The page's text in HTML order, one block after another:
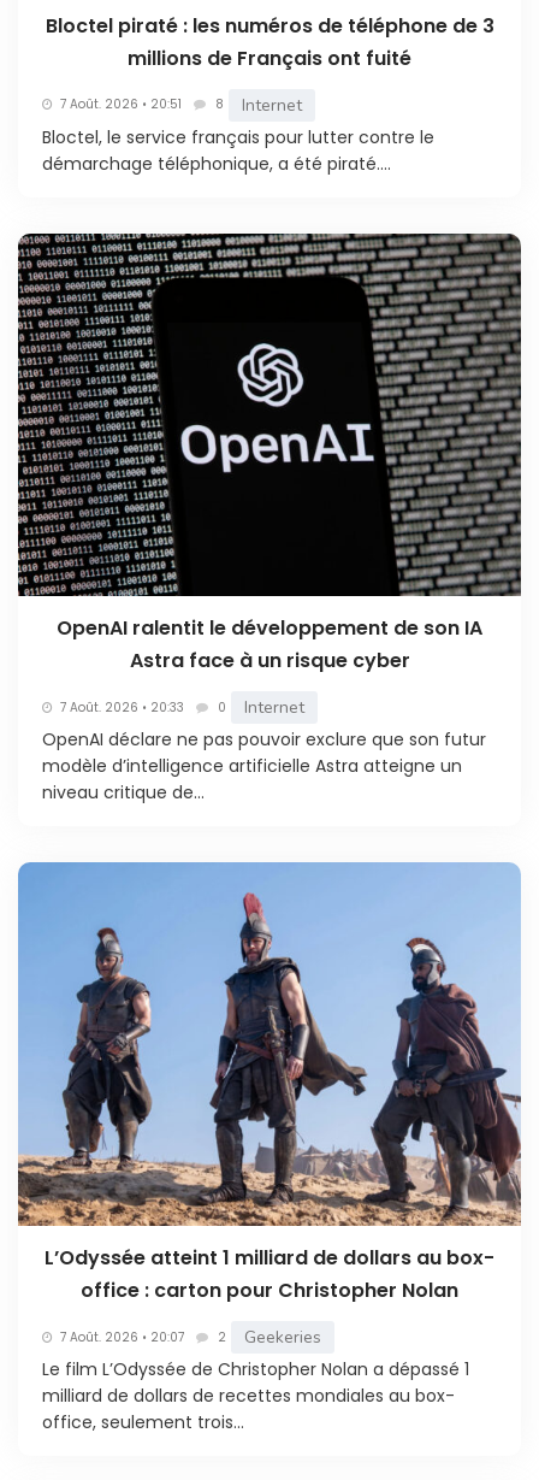
Bloctel piraté : les numéros de téléphone de 3
millions de Français ont fuité
7 Août. 2026 • 20:51 8 Internet
Bloctel, le service français pour lutter contre le
démarchage téléphonique, a été piraté....
OpenAI ralentit le développement de son IA
Astra face à un risque cyber
7 Août. 2026 • 20:33 0 Internet
OpenAI déclare ne pas pouvoir exclure que son futur
modèle d’intelligence artificielle Astra atteigne un
niveau critique de...
L’Odyssée atteint 1 milliard de dollars au box-
office : carton pour Christopher Nolan
7 Août. 2026 • 20:07 2 Geekeries
Le film L’Odyssée de Christopher Nolan a dépassé 1
milliard de dollars de recettes mondiales au box-
office, seulement trois...